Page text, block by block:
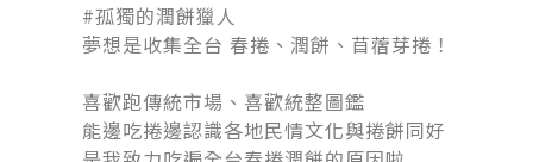
#孤獨的潤餅獵人󠀠
夢想是收集全台 春捲、潤餅、苜蓿芽捲！
喜歡跑傳統市場、喜歡統整圖鑑
能邊吃捲邊認識各地民情文化與捲餅同好